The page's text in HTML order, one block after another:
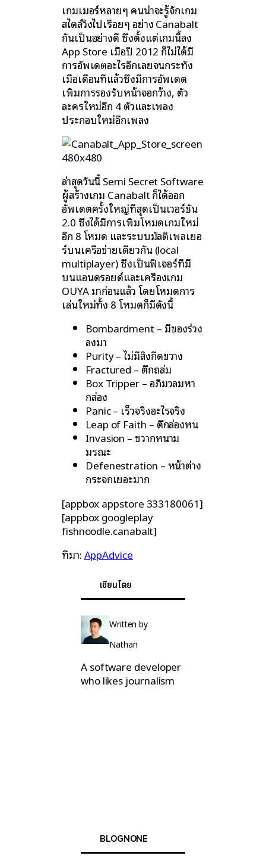
เกมเมอร์หลายๆ คนน่าจะรู้จักเกม
สไตล์วิ่งไปเรื่อยๆ อย่าง Canabalt
กันเป็นอย่างดี ซึ่งตั้งแต่เกมนี้ลง
App Store เมื่อปี 2012 ก็ไม่ได้มี
การอัพเดตอะไรอีกเลยจนกระทั่ง
เมื่อเดือนที่แล้วซึ่งมีการอัพเดต
เพิ่มการรองรับหน้าจอกว้าง, ตัว
ละครใหม่อีก 4 ตัวและเพลง
ประกอบใหม่อีกเพลง
ล่าสุดวันนี้ Semi Secret Software
ผู้สร้างเกม Canabalt ก็ได้ออก
อัพเดตครั้งใหญ่ที่สุดเป็นเวอร์ชัน
2.0 ซึ่งได้มีการเพิ่มโหมดเกมใหม่
อีก 8 โหมด และระบบมัลติเพลเยอ
ร์บนเครือข่ายเดียวกัน (local
multiplayer) ซึ่งเป็นฟีเจอร์ที่มี
บนแอนดรอยด์และเครื่องเกม
OUYA มาก่อนแล้ว โดยโหมดการ
เล่นใหม่ทั้ง 8 โหมดก็มีดังนี้
Bombardment – มีของร่วง
ลงมา
Purity – ไม่มีสิ่งกีดขวาง
Fractured – ตึกถล่ม
Box Tripper – อภิมวลมหา
กล่อง
Panic – เร็วจริงอะไรจริง
Leap of Faith – ตึกล่องหน
Invasion – ขวากหนาม
มรณะ
Defenestration – หน้าต่าง
กระจกเยอะมาก
[appbox appstore 333180061]
[appbox googleplay
fishnoodle.canabalt]
ที่มา:AppAdvice
เขียนโดย
Written by
Nathan
A software developer
who likes journalism
BLOGNONE